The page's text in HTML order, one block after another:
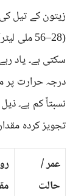
زیتون کے تیل
(28–56
سکتی ہے۔ یاد
نسبتاً کم ہے۔
تجویز کردہ
عمر /
حالت